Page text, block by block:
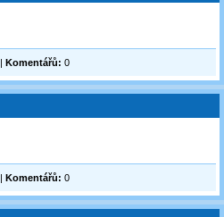
|Komentářů: 0
|Komentářů: 0